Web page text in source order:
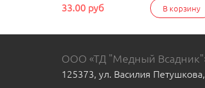
В корзину
33.00 руб
ООО «ТД "Медный
125373, ул. Василия